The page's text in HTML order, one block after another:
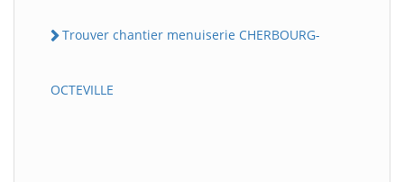
Trouver chantier menuiserie CHERBOURG-
OCTEVILLE